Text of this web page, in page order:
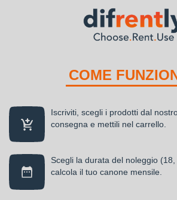
COME
Iscriviti, scegli i prodotti dal
consegna e mettili nel carrello.
Scegli la durata del noleggio
calcola il tuo canone mensile.